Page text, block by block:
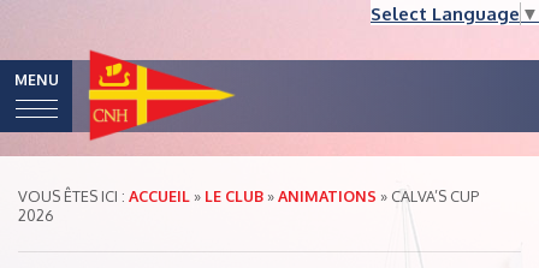
Select Language ▼
MENU
VOUS ÊTES ICI : ACCUEIL » LE CLUB »ANIMATIONS » CALVA’S CUP
2026